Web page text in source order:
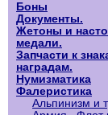
Боны
Документы.
Жетоны и
медали.
Запчасти к
наградам.
Нумизматика
Фалеристика
Альпинизм и